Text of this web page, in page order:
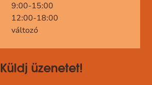
9:00-15:00
12:00-18:00
változó
Küldj üzenetet!